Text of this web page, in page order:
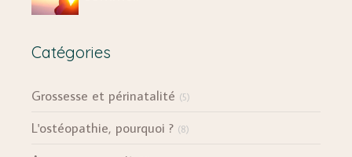
Catégories
Grossesse et périnatalité (5)
L'ostéopathie, pourquoi ? (8)